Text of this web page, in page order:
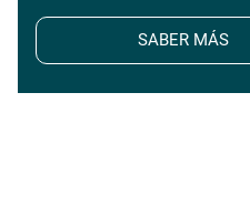
SABER MÁS